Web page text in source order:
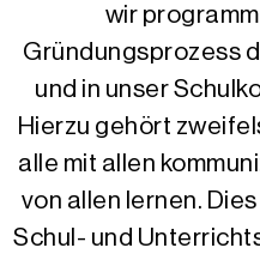
wir
Gründungsprozess
und in unser
Hierzu gehört
alle mit allen
von allen lernen.
Schul- und